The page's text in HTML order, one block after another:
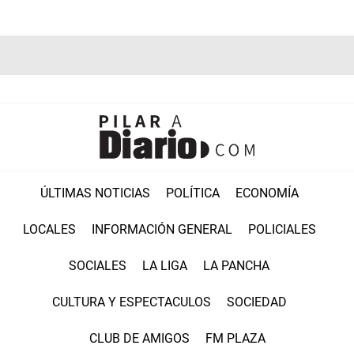
ÚLTIMAS NOTICIAS POLÍTICA ECONOMÍA
LOCALES INFORMACIÓN GENERAL POLICIALES
SOCIALES LA LIGA LA PANCHA
CULTURA Y ESPECTACULOS SOCIEDAD
CLUB DE AMIGOS FM PLAZA